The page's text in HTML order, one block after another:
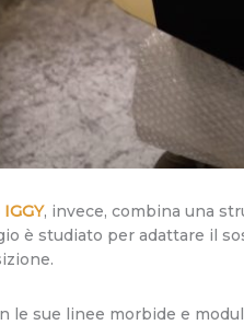
, invece, combina una
è studiato per adattare il
le sue linee morbide e